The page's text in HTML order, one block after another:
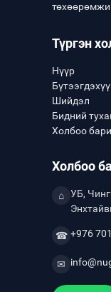
Түргэн
Нүүр
Шийдэл
Бидний
Холбоо
Холбоо
⌂ УБ,
☎ +976
✉